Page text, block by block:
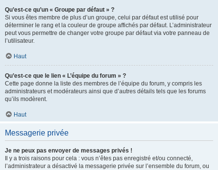
Qu’est-ce qu’un « Groupe par défaut » ?
Si vous êtes membre de plus d’un groupe, celui par défaut est utilisé pour
déterminer le rang et la couleur de groupe affichés par défaut. L’administrateur
peut vous permettre de changer votre groupe par défaut via votre panneau de
l’utilisateur.
Haut
Qu’est-ce que le lien « L’équipe du forum » ?
Cette page donne la liste des membres de l’équipe du forum, y compris les
administrateurs et modérateurs ainsi que d’autres détails tels que les forums
qu’ils modèrent.
Haut
Messagerie privée
Je ne peux pas envoyer de messages privés !
Il y a trois raisons pour cela : vous n’êtes pas enregistré et/ou connecté,
l’administrateur a désactivé la messagerie privée sur l’ensemble du forum, ou